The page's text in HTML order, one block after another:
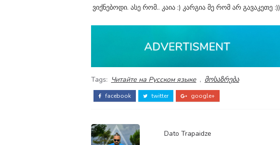
ვიქნებოდი. ასე რომ.. კაია :) კარგია მე რომ არ გავაკეთე :))
Tags: Читайте на Русском языке , მოსაზრება
facebook twitter google+
Dato Trapaidze